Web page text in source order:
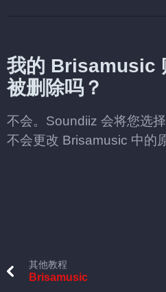
我的 Brisamusic
被删除吗？
不会。Soundiiz 会将您选
不会更改 Brisamusic 中的
其他教程
Brisamusic